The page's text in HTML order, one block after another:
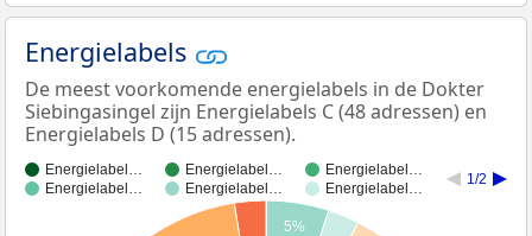
Energielabels
De meest voorkomende energielabels in de Dokter
Siebingasingel zijn Energielabels C (48 adressen) en
Energielabels D (15 adressen).
Energielabel… Energielabel…
Energielabel…
Energielabel…
Energielabel… Energielabel…
1/2
5%